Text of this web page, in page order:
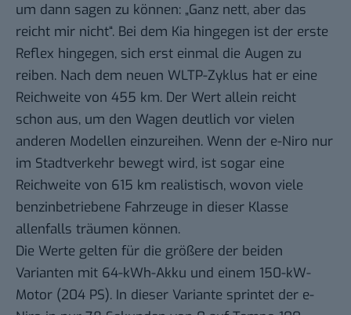
um dann sagen zu können: „Ganz nett, aber das
reicht mir nicht“. Bei dem Kia hingegen ist der erste
Reflex hingegen, sich erst einmal die Augen zu
reiben. Nach dem neuen WLTP-Zyklus hat er eine
Reichweite von 455 km. Der Wert allein reicht
schon aus, um den Wagen deutlich vor vielen
anderen Modellen einzureihen. Wenn der e-Niro nur
im Stadtverkehr bewegt wird, ist sogar eine
Reichweite von 615 km realistisch, wovon viele
benzinbetriebene Fahrzeuge in dieser Klasse
allenfalls träumen können.
Die Werte gelten für die größere der beiden
Varianten mit 64-kWh-Akku und einem 150-kW-
Motor (204 PS). In dieser Variante sprintet der e-